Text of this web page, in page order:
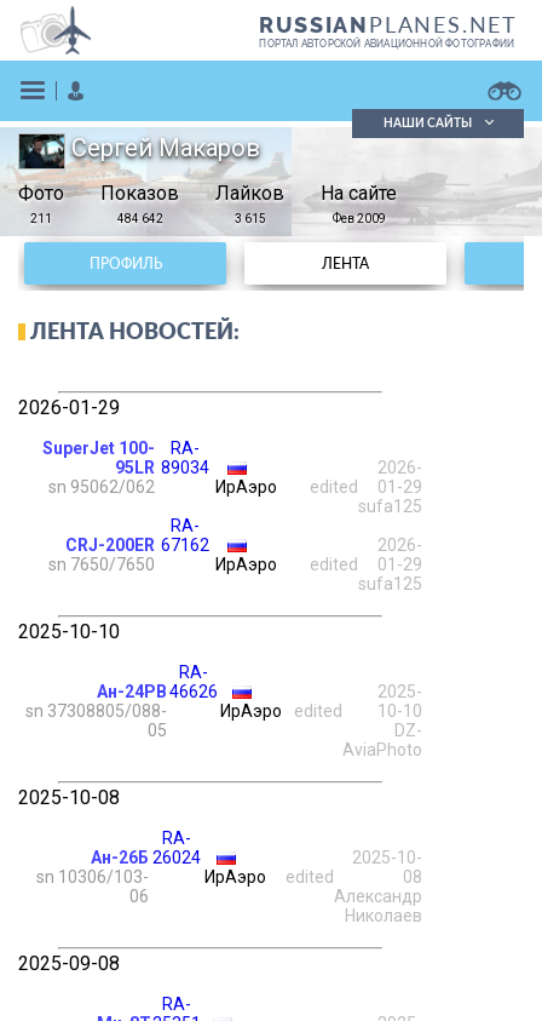
RUSSIANPLANES.NET
ПОРТАЛ АВТОРСКОЙ АВИАЦИОННОЙ ФОТОГРАФИИ
ЗАРЕГИСТРИРОВАТЬСЯ
Поиск фотографий
Поиск в реестре
Кратко
Подробно
НАШИ САЙТЫ
Сергей Макаров
Фото
211
Показов
484 642
Лайков
3 615
На сайте
Фев 2009
ПРОФИЛЬ ЛЕНТА
ЛЕНТА НОВОСТЕЙ:
2026-01-29
SuperJet 100-
95LR
sn 95062/062
RA-
89034
ИрАэро
edited
2026-
01-29
sufa125
CRJ-200ER
sn 7650/7650
RA-
67162
ИрАэро
edited
2026-
01-29
sufa125
2025-10-10
Ан-24РВ
sn 37308805/088-
05
RA-
46626
ИрАэро
edited
2025-
10-10
DZ-
AviaPhoto
2025-10-08
Ан-26Б
sn 10306/103-
06
RA-
26024
ИрАэро
edited
2025-10-
08
Александр
Николаев
2025-09-08
RA-